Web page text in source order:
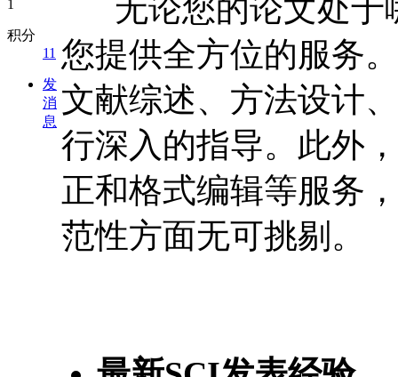
积分
11
发
消
息
无论您的论文处于
您提供全方位的服务
文献综述、方法设计
行深入的指导。此外
正和格式编辑等服务
范性方面无可挑剔。